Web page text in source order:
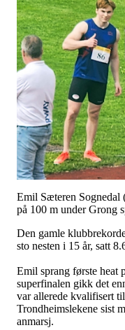
Emil Sæteren Sognedal
på 100 m under Grong
Den gamle
sto nesten i 15 år, satt
Emil sprang første heat
superfinalen gikk det
var allerede kvalifisert
Trondheimslekene sist
anmarsj.